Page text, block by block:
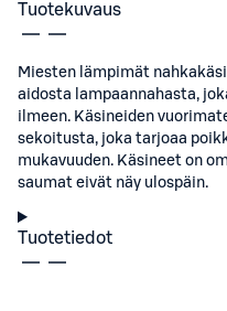
Tuotekuvaus
Miesten lämpimät
aidosta lampaannahasta,
ilmeen. Käsineiden
sekoitusta, joka tarjoaa
mukavuuden. Käsineet on
saumat eivät näy ulospäin.
Tuotetiedot